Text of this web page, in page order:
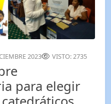
2023 VISTO: 2735
para elegir